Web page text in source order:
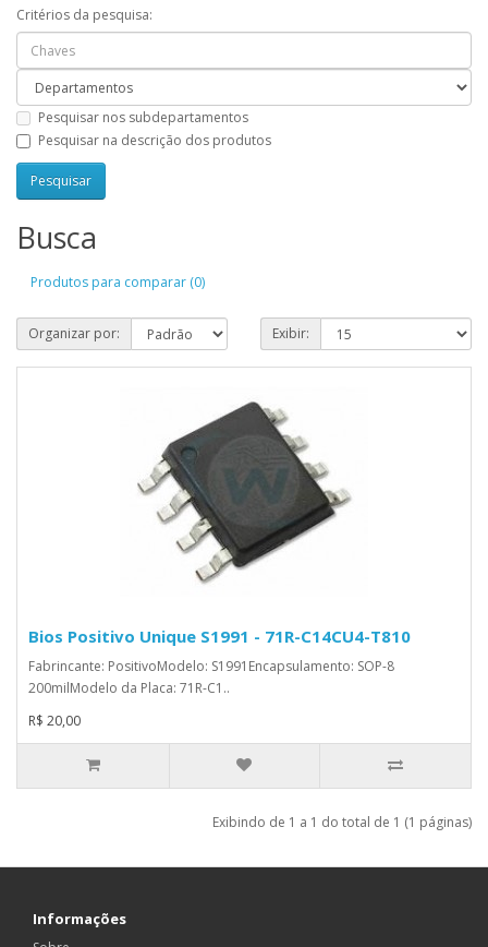
Critérios da pesquisa:
Pesquisar nos subdepartamentos
Pesquisar na descrição dos produtos
Busca
Produtos para comparar (0)
Organizar por: Exibir:
Bios Positivo Unique S1991 - 71R-C14CU4-T810
Fabrincante: PositivoModelo: S1991Encapsulamento: SOP-8
200milModelo da Placa: 71R-C1..
R$ 20,00
Exibindo de 1 a 1 do total de 1 (1 páginas)
Informações